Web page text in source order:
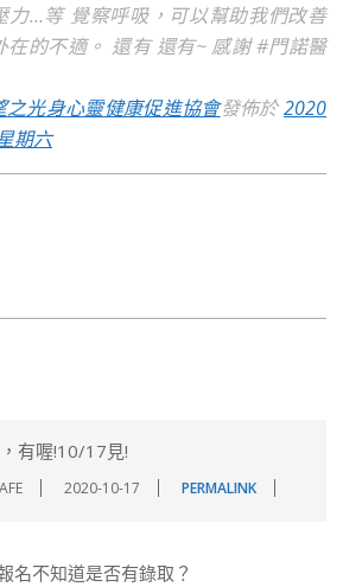
力…等 覺察呼吸，可以幫助我們改善
在的不適。 還有 還有~ 感謝 #門諾醫
之光身心靈健康促進協會發佈於2020
期六
有喔!10/17見!
2020-10-17 PERMALINK
名不知道是否有錄取？